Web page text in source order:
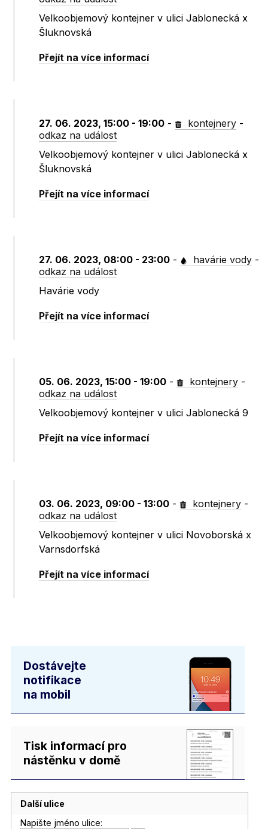
Velkoobjemový kontejner v ulici Jablonecká x
Šluknovská
Přejít na více informací
27. 06. 2023, 15:00 - 19:00 - kontejnery -
odkaz na událost
Velkoobjemový kontejner v ulici Jablonecká x
Šluknovská
Přejít na více informací
27. 06. 2023, 08:00 - 23:00 - havárie vody -
odkaz na událost
Havárie vody
Přejít na více informací
05. 06. 2023, 15:00 - 19:00 - kontejnery -
odkaz na událost
Velkoobjemový kontejner v ulici Jablonecká 9
Přejít na více informací
03. 06. 2023, 09:00 - 13:00 - kontejnery -
odkaz na událost
Velkoobjemový kontejner v ulici Novoborská x
Varnsdorfská
Přejít na více informací
Dostávejte
notifikace
na mobil
Tisk informací pro
nástěnku v domě
Další ulice
Napište jméno ulice: